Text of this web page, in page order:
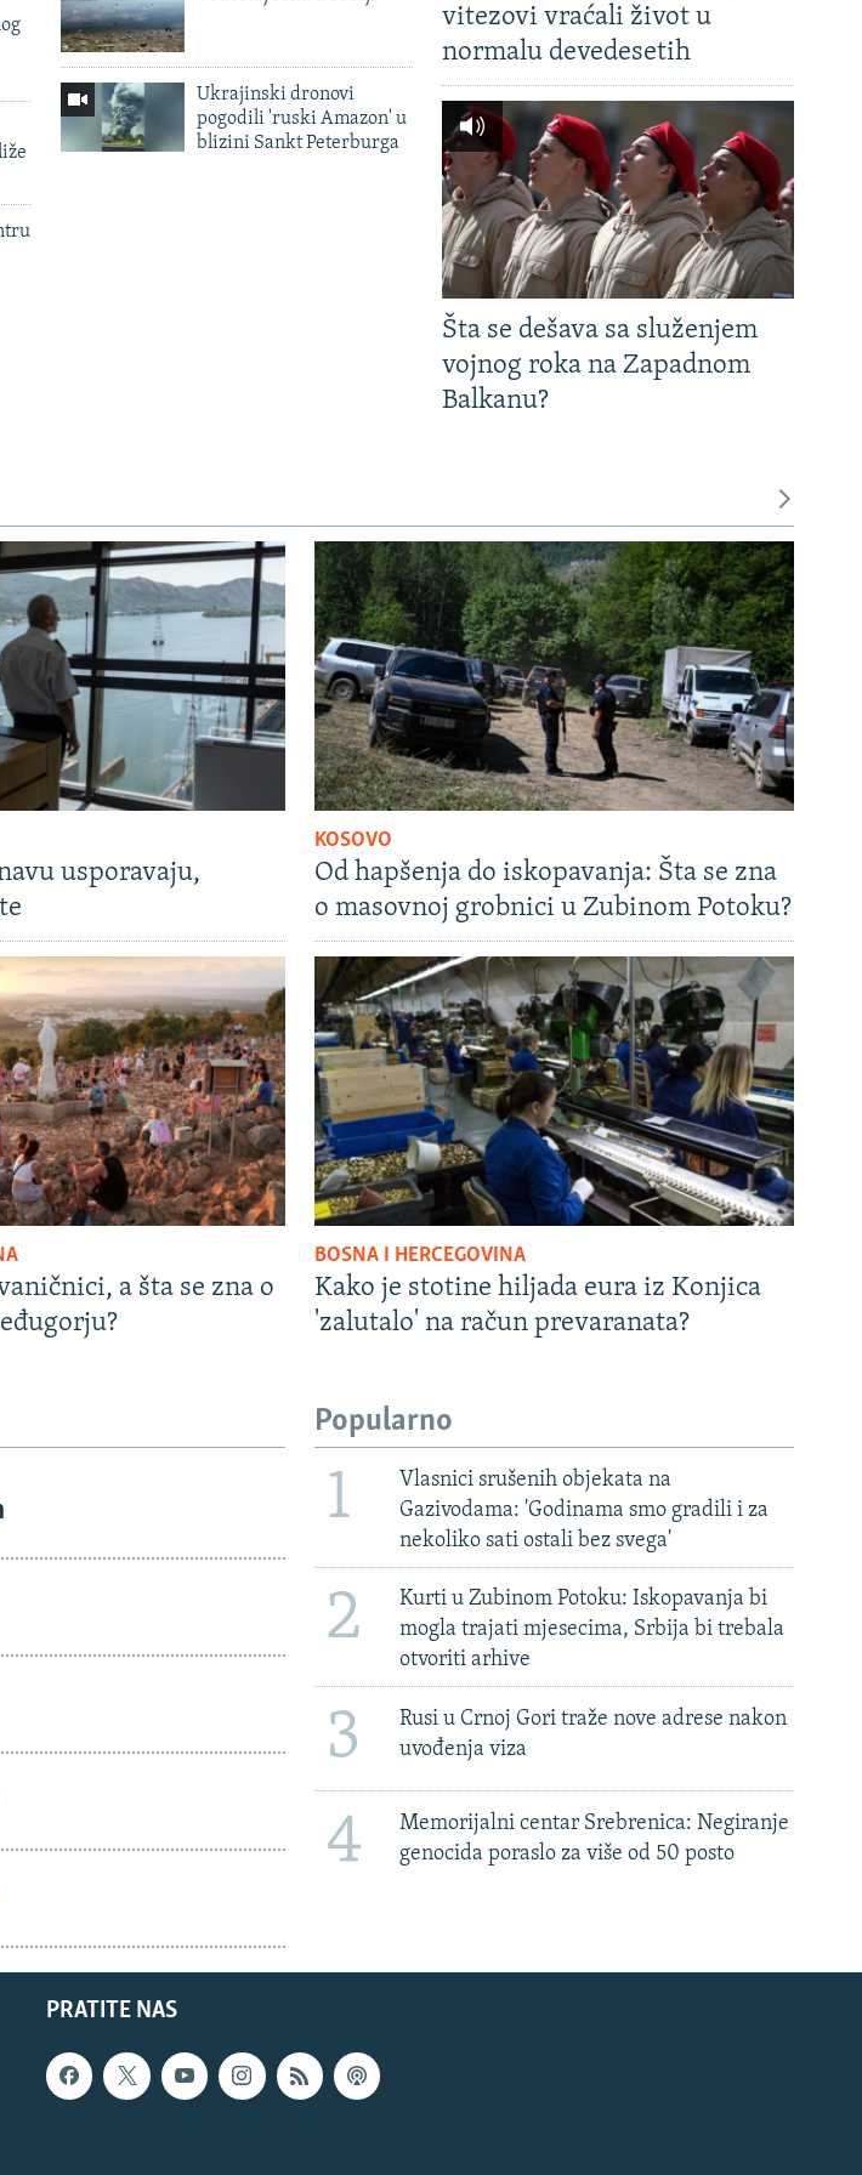
Ukrajinski dronovi
pogodili 'ruski Amazon' u
blizini Sankt Peterburga
vitezovi vraćali život u
normalu devedesetih
Šta se dešava sa služenjem
vojnog roka na Zapadnom
Balkanu?
usporavaju,
KOSOVO
Od hapšenja do iskopavanja: Šta se zna
o masovnoj grobnici u Zubinom Potoku?
a šta se zna o
BOSNA I HERCEGOVINA
Kako je stotine hiljada eura iz Konjica
'zalutalo' na račun prevaranata?
Popularno
1
Vlasnici srušenih objekata na
Gazivodama: 'Godinama smo gradili i za
nekoliko sati ostali bez svega'
2
Kurti u Zubinom Potoku: Iskopavanja bi
mogla trajati mjesecima, Srbija bi trebala
otvoriti arhive
3
Rusi u Crnoj Gori traže nove adrese nakon
uvođenja viza
4
Memorijalni centar Srebrenica: Negiranje
genocida poraslo za više od 50 posto
PRATITE NAS